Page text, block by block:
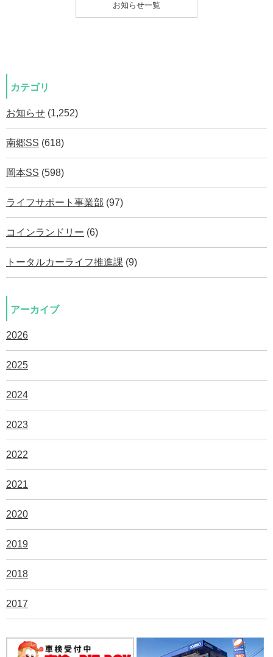
お知らせ一覧
カテゴリ
お知らせ (1,252)
南郷SS (618)
岡本SS (598)
ライフサポート事業部 (97)
コインランドリー (6)
トータルカーライフ推進課 (9)
アーカイブ
2026
2025
2024
2023
2022
2021
2020
2019
2018
2017